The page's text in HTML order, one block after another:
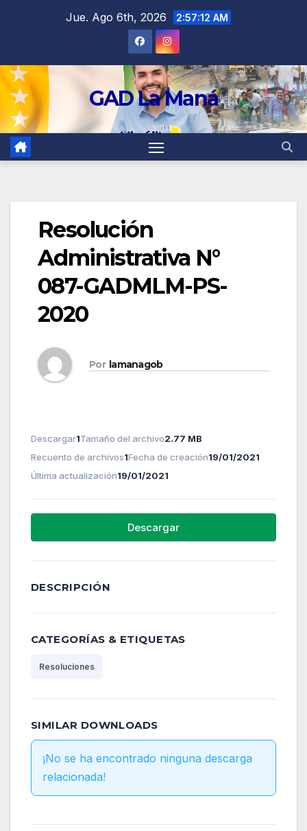
Jue. Ago 6th, 2026 2:57:12 AM
GAD La Maná
Resolución
Administrativa N°
087-GADMLM-PS-
2020
Por lamanagob
Descargar1Tamaño del archivo2.77 MB
Recuento de archivos1Fecha de creación19/01/2021
Última actualización19/01/2021
Descargar
DESCRIPCIÓN
CATEGORÍAS & ETIQUETAS
Resoluciones
SIMILAR DOWNLOADS
¡No se ha encontrado ninguna descarga
relacionada!